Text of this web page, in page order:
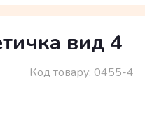
вид 4
Код товару: 0455-4